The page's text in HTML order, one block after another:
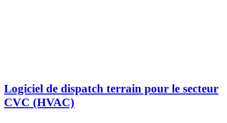
Logiciel de dispatch terrain pour le secteur
CVC (HVAC)